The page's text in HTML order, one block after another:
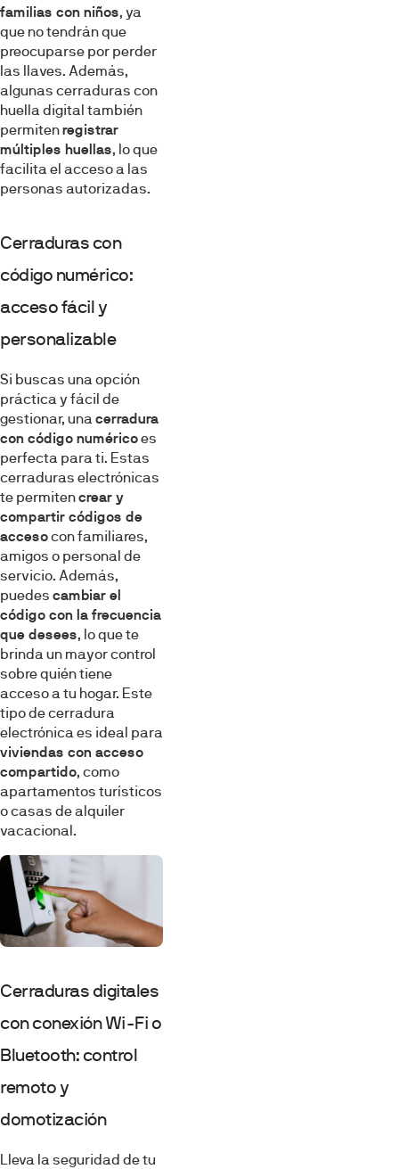
familias con niños, ya
que no tendrán que
preocuparse por perder
las llaves. Además,
algunas cerraduras con
huella digital también
permitenregistrar
múltiples huellas, lo que
facilita el acceso a las
personas autorizadas.
Cerraduras con
código numérico:
acceso fácil y
personalizable
Si buscas una opción
práctica y fácil de
gestionar, unacerradura
con código numéricoes
perfecta para ti. Estas
cerraduras electrónicas
te permitencrear y
compartir códigos de
accesocon familiares,
amigos o personal de
servicio. Además,
puedes cambiar el
código con la frecuencia
que desees, lo que te
brinda un mayor control
sobre quién tiene
acceso a tu hogar. Este
tipo de cerradura
electrónica es ideal para
viviendas con acceso
compartido, como
apartamentos turísticos
o casas de alquiler
vacacional.
Cerraduras digitales
con conexión Wi-Fi o
Bluetooth: control
remoto y
domotización
Lleva la seguridad de tu